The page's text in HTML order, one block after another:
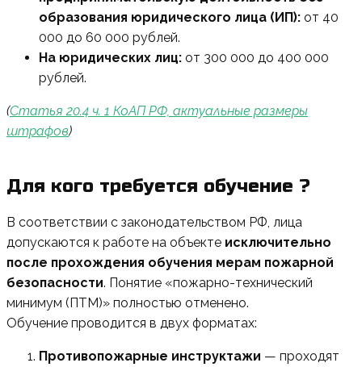
образования юридического лица (ИП): от 40
000 до 60 000 рублей.
На юридических лиц: от 300 000 до 400 000
рублей.
(Статья 20.4 ч. 1 КоАП РФ, актуальные размеры
штрафов)
Для кого требуется обучение ?
В соответствии с законодательством РФ, лица
допускаются к работе на объекте исключительно
после прохождения обучения мерам пожарной
безопасности. Понятие «пожарно-технический
минимум (ПТМ)» полностью отменено.
Обучение проводится в двух форматах:
Противопожарные инструктажи — проходят